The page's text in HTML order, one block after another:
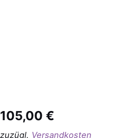
105,00 €
zuzügl. Versandkosten